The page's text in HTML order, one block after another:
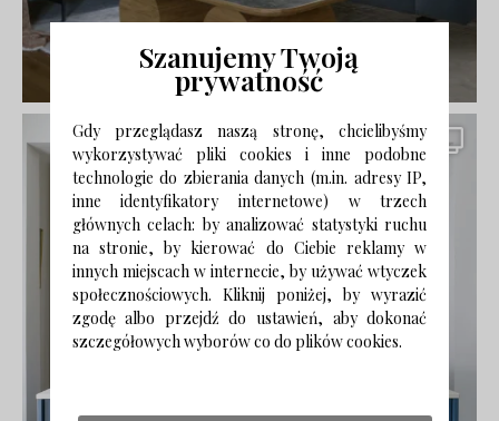
Szanujemy Twoją
prywatność
Gdy przeglądasz naszą stronę, chcielibyśmy
wykorzystywać pliki cookies i inne podobne
technologie do zbierania danych (m.in. adresy IP,
inne identyfikatory internetowe) w trzech
głównych celach: by analizować statystyki ruchu
na stronie, by kierować do Ciebie reklamy w
innych miejscach w internecie, by używać wtyczek
społecznościowych. Kliknij poniżej, by wyrazić
zgodę albo przejdź do ustawień, aby dokonać
szczegółowych wyborów co do plików cookies.